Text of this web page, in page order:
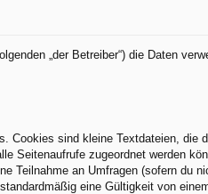
„der Betreiber“) die Daten
sind kleine Textdateien,
Seitenaufrufe zugeordnet werden
Teilnahme an Umfragen (sofern du
eine Gültigkeit von